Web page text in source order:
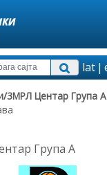
lat|
3МРЛ Центар Група А
Група А